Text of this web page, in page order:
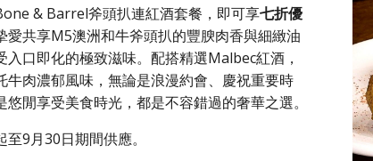
& Barrel斧頭扒連紅酒套餐，即可享七折優
愛共享M5澳洲和牛斧頭扒的豐腴肉香與細緻油
入口即化的極致滋味。配搭精選Malbec紅酒，
牛肉濃郁風味，無論是浪漫約會、慶祝重要時
悠閒享受美食時光，都是不容錯過的奢華之選。
至9月30日期間供應。